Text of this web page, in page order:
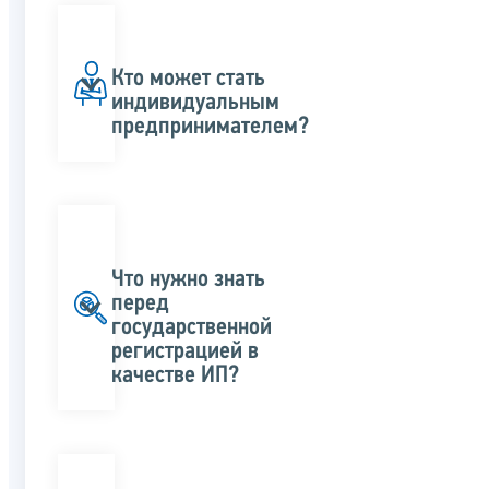
Кто может стать
индивидуальным
предпринимателем?
Что нужно знать
перед
государственной
регистрацией в
качестве ИП?